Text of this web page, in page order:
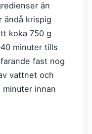
än
ändå krispig
koka 750 g
minuter tills
fast nog
vattnet och
innan